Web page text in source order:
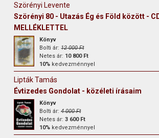
Szörényi Levente
Szörényi 80 - Utazás Ég és Föld között -
MELLÉKLETTEL
Könyv
Bolti ár:12 000 Ft
Netes ár: 10 800 Ft
10% kedvezménnyel
Lipták Tamás
Évtizedes Gondolat - közéleti írásaim
Könyv
Bolti ár:4 000 Ft
Netes ár:3 600 Ft
10% kedvezménnyel